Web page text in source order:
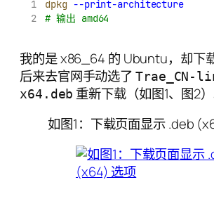
dpkg
--print-architecture
# 输出 amd64
我的是 x86_64 的 Ubuntu，却下载
后来去官网手动选了 Trae_CN-
x64.deb 重新下载（如图1、图2）
如图1：下载页面显示 .deb